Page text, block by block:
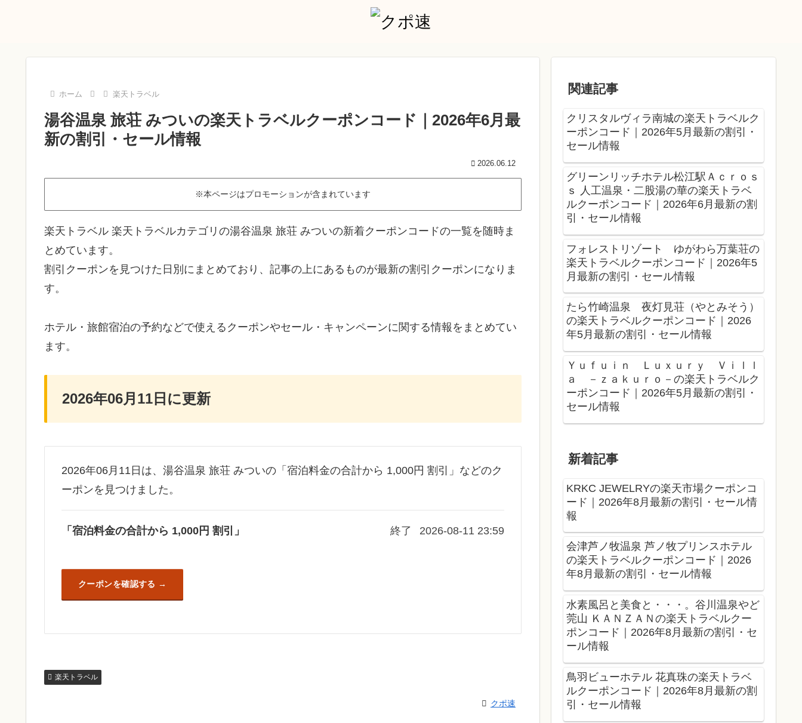
ホーム 楽天トラベル
湯谷温泉 旅荘 みついの楽天トラベルクーポンコード｜2026年6月最
新の割引・セール情報
2026.06.12
※本ページはプロモーションが含まれています
楽天トラベル 楽天トラベルカテゴリの湯谷温泉 旅荘 みついの新着クーポンコードの一覧を随時ま
とめています。
割引クーポンを見つけた日別にまとめており、記事の上にあるものが最新の割引クーポンになりま
す。
ホテル・旅館宿泊の予約などで使えるクーポンやセール・キャンペーンに関する情報をまとめてい
ます。
2026年06月11日に更新
2026年06月11日は、湯谷温泉 旅荘 みついの「宿泊料金の合計から 1,000円 割引」などのク
ーポンを見つけました。
「宿泊料金の合計から 1,000円 割引」 終了 2026-08-11 23:59
クーポンを確認する
楽天トラベル
クポ速
関連記事
クリスタルヴィラ南城の楽天トラベルク
ーポンコード｜2026年5月最新の割引・
セール情報
グリーンリッチホテル松江駅Ａｃｒｏｓ
ｓ 人工温泉・二股湯の華の楽天トラベ
ルクーポンコード｜2026年6月最新の割
引・セール情報
フォレストリゾート ゆがわら万葉荘の
楽天トラベルクーポンコード｜2026年5
月最新の割引・セール情報
たら竹崎温泉 夜灯見荘（やとみそう）
の楽天トラベルクーポンコード｜2026
年5月最新の割引・セール情報
Ｙｕｆｕｉｎ Ｌｕｘｕｒｙ Ｖｉｌｌ
ａ －ｚａｋｕｒｏ－の楽天トラベルク
ーポンコード｜2026年5月最新の割引・
セール情報
新着記事
KRKC JEWELRYの楽天市場クーポンコ
ード｜2026年8月最新の割引・セール情
報
会津芦ノ牧温泉 芦ノ牧プリンスホテル
の楽天トラベルクーポンコード｜2026
年8月最新の割引・セール情報
水素風呂と美食と・・・。谷川温泉やど
莞山 ＫＡＮＺＡＮの楽天トラベルクー
ポンコード｜2026年8月最新の割引・セ
ール情報
鳥羽ビューホテル 花真珠の楽天トラベ
ルクーポンコード｜2026年8月最新の割
引・セール情報